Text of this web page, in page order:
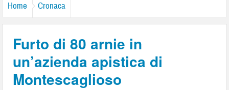
Home Cronaca
Furto di 80 arnie in
un’azienda apistica di
Montescaglioso